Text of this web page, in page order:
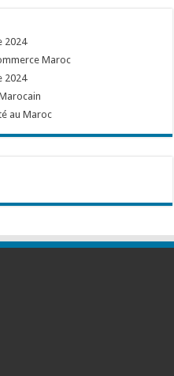
2024
Maroc
2024
au Maroc